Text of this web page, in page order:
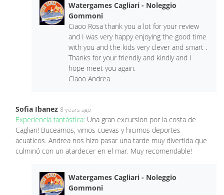
Watergames Cagliari - Noleggio
Gommoni
Ciaoo Rosa thank you a lot for your review
and I was very happy enjoying the good time
with you and the kids very clever and smart .
Thanks for your friendly and kindly and I
hope meet you again.
Ciaoo Andrea
Sofia Ibanez 8 years ago
Experiencia fantástica: Una gran excursion por la costa de
Cagliari! Buceamos, vimos cuevas y hicimos deportes
acuaticos. Andrea nos hizo pasar una tarde muy divertida que
culminó con un atardecer en el mar. Muy recomendable!
Watergames Cagliari - Noleggio
Gommoni